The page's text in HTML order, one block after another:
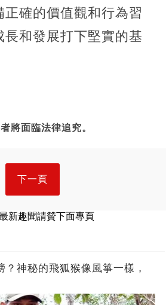
正確的價值觀和行為習
長和發展打下堅實的基
將面臨法律追究。
下一頁
新趣聞請贊下面專頁
？神秘的飛狐猴像風箏一樣，